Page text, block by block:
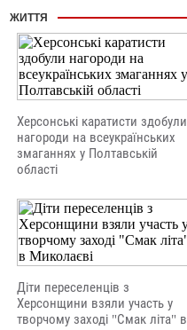
ЖИТТЯ
Херсонські каратисти здобули
нагороди на всеукраїнських
змаганнях у Полтавській
області
Діти переселенців з
Херсонщини взяли участь у
творчому заході "Смак літа" в